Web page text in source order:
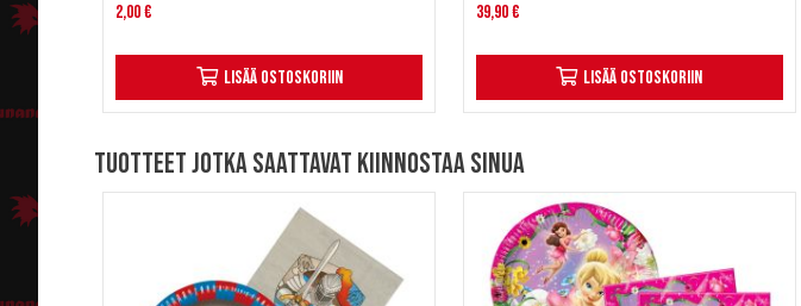
2,00 €
Lisää ostoskoriin
39,90 €
Lisää ostoskoriin
Tuotteet jotka saattavat kiinnostaa sinua